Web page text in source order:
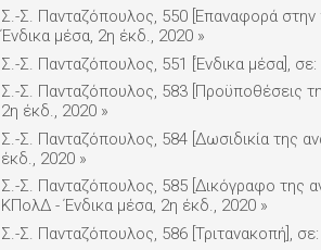
Σ.-Σ. Πανταζόπουλος, 550 [Επαναφορά
Ένδικα μέσα, 2η έκδ., 2020 »
Σ.-Σ. Πανταζόπουλος, 551 [Ένδικα μέσα],
Σ.-Σ. Πανταζόπουλος, 583 [Προϋποθέσεις
2η έκδ., 2020 »
Σ.-Σ. Πανταζόπουλος, 584 [Δωσιδικία της
έκδ., 2020 »
Σ.-Σ. Πανταζόπουλος, 585 [Δικόγραφο της
ΚΠολΔ - Ένδικα μέσα, 2η έκδ., 2020 »
Σ.-Σ. Πανταζόπουλος, 586 [Τριτανακοπή],